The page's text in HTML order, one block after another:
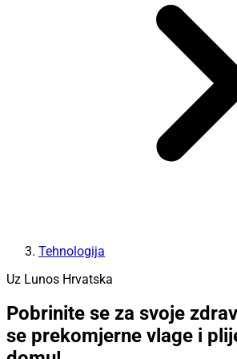
Tehnologija
Uz Lunos Hrvatska
Pobrinite se za svoje
se prekomjerne vlage i